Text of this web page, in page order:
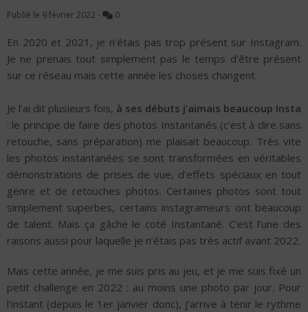
Publié le 9 février 2022 - 0
En 2020 et 2021, je n’étais pas trop présent sur Instagram.
Je ne prenais tout simplement pas le temps d’être présent
sur ce réseau mais cette année les choses changent.
Je l’ai dit plusieurs fois, à ses débuts j’aimais beaucoup Insta
: le principe de faire des photos Instantanés (c’est à dire sans
retouche, sans préparation) me plaisait beaucoup. Très vite
les photos instantanées se sont transformées en véritables
démonstrations de prises de vue, d’effets spéciaux en tout
genre et de retouches photos. Certaines photos sont tout
simplement superbes, certains instagrameurs ont beaucoup
de talent. Mais ça gâche le coté Instantané. C’est l’une des
raisons aussi pour laquelle je n’étais pas très actif avant 2022.
Mais cette année, je me suis pris au jeu, et je me suis fixé un
petit challenge en 2022 : au moins une photo par jour. Pour
l’instant (depuis le 1er janvier donc), j’arrive à tenir le rythme